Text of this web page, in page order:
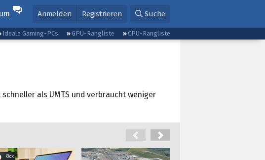
Anmelden Registrieren Suche
Ideale Gaming-PCs GPU-Rangliste CPU-Rangliste
als UMTS und verbraucht weniger